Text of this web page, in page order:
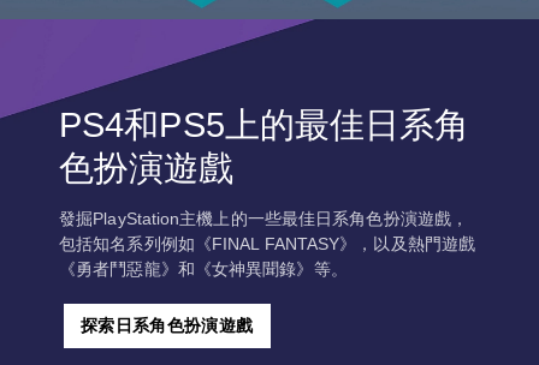
PS4和PS5上的最佳日系角
色扮演遊戲
發掘PlayStation主機上的一些最佳日系角色扮演遊戲，
包括知名系列例如《FINAL FANTASY》，以及熱門遊戲
《勇者鬥惡龍》和《女神異聞錄》等。
探索日系角色扮演遊戲